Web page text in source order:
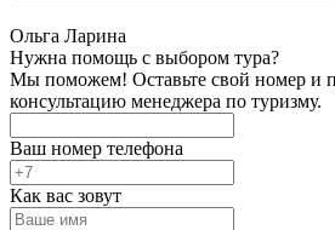
Ольга Ларина
Нужна помощь с выбором тура?
Мы поможем! Оставьте свой номер и
консультацию менеджера по туризму.
Ваш номер телефона
Как вас зовут